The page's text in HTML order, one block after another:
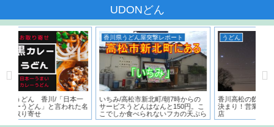
UDONどん
日本一
われた名
香川県うどん屋突撃レポート
いちみ/高松市新北町/朝7時からの
サービスうどんはなんと150円。こ
こでしか食べられないフカの天ぷら
とは？？
うどん
香川高松の飲んだ後の〆はうどんで
決まり！営業時間が遅いうどん屋５
店